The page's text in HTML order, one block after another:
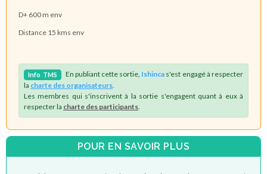
D+ 600 m env
Distance 15 kms env
Info TMS En publiant cette sortie, Ishinca s'est engagé à respecter
la charte des organisateurs
Les membres qui s'inscrivent à la sortie s'engagent quant à eux à
respecter la charte des participants
POUR EN SAVOIR PLUS